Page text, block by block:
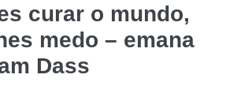
curar o mundo,
medo – emana
Dass